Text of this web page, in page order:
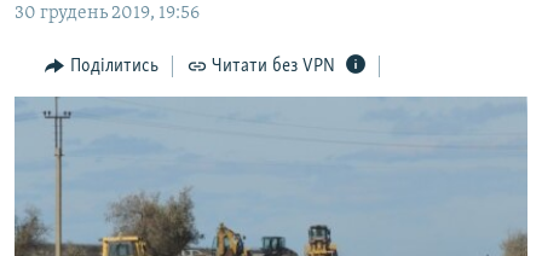
навігації
Перейти
до
пошуку
БЛОГИ
ПОГЛЯД
ІНТЕРВ'Ю
ВСЕ ЗА ДЕНЬ
СПЕЦПРОЕКТИ
ДЕПОРТАЦІЯ
ЯК ОБІЙТИ БЛОКУВАННЯ
30 грудень 2019, 19:56
Поділитись Читати без VPN